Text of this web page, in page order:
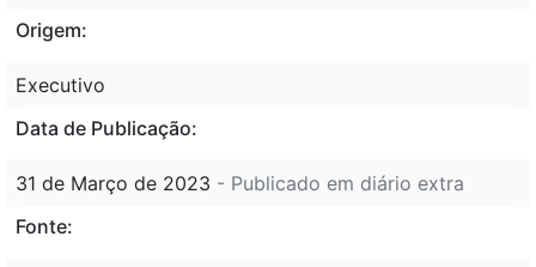
Origem:
Executivo
Data de Publicação:
31 de Março de 2023 - Publicado em diário extra
Fonte: